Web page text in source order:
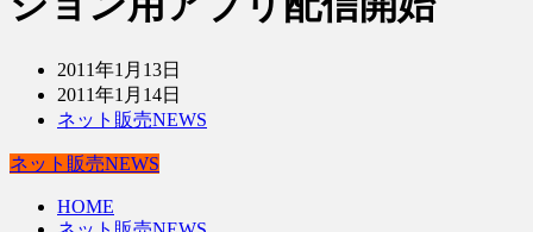
2011年1月13日
2011年1月14日
ネット販売NEWS
ネット販売NEWS
HOME